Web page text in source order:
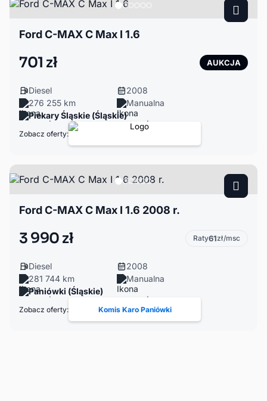
Ford C-MAX C Max I 1.6
701 zł AUKCJA
Diesel
2008
276 255 km
Manualna
Piekary Śląskie (Śląskie)
Zobacz oferty:
Ford C-MAX C Max I 1.6 2008 r.
3 990 zł Raty61zł/msc
Diesel
2008
281 744 km
Manualna
Paniówki (Śląskie)
Zobacz oferty: Komis Karo Paniówki